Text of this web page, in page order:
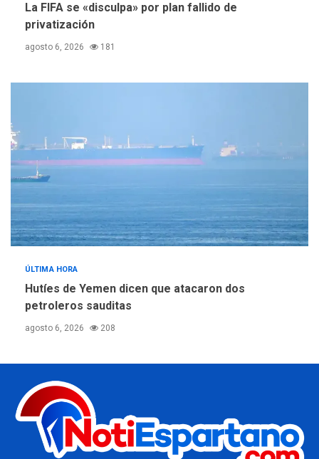
La FIFA se «disculpa» por plan fallido de
privatización
agosto 6, 2026 181
ÚLTIMA HORA
Hutíes de Yemen dicen que atacaron dos
petroleros sauditas
agosto 6, 2026 208